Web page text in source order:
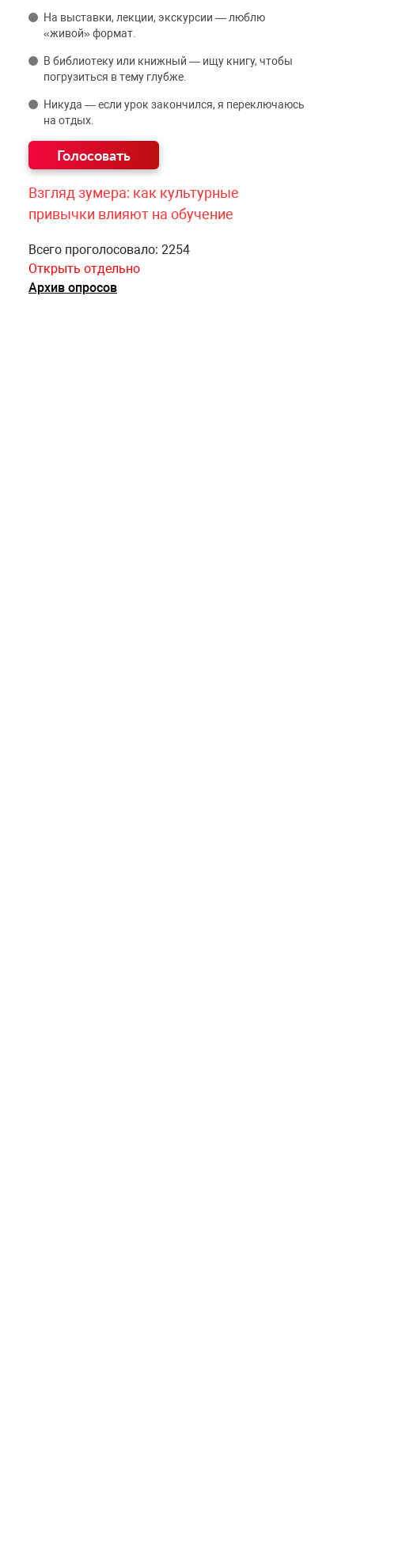
На выставки, лекции, экскурсии — люблю
«живой» формат.
В библиотеку или книжный — ищу книгу, чтобы
погрузиться в тему глубже.
Никуда — если урок закончился, я переключаюсь
на отдых.
Взгляд зумера: как культурные
привычки влияют на обучение
Всего проголосовало: 2254
Открыть отдельно
Архив опросов